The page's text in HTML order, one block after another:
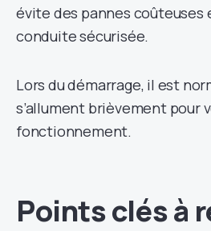
évite des pannes coûteuses
conduite sécurisée.
Lors du démarrage, il est
s’allument brièvement pour
fonctionnement.
Points clés à